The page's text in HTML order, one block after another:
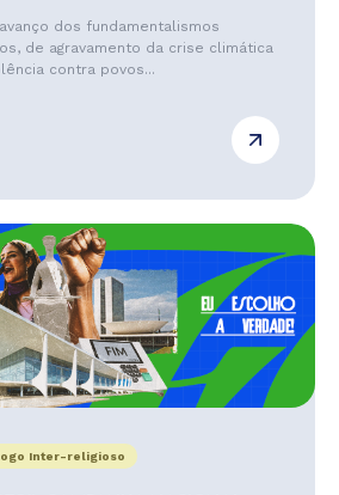
dos fundamentalismos
de agravamento da crise climática
contra povos...
Inter-religioso